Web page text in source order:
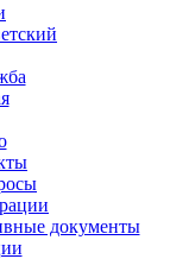
документы